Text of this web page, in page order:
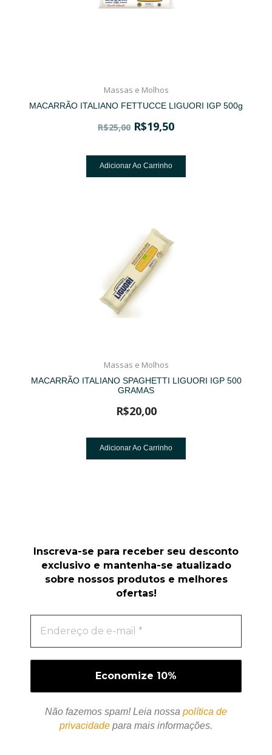
Massas e Molhos
MACARRÃO ITALIANO FETTUCCE LIGUORI IGP 500g
R$25,00 R$19,50
Adicionar Ao Carrinho
Massas e Molhos
MACARRÃO ITALIANO SPAGHETTI LIGUORI IGP 500
GRAMAS
R$20,00
Adicionar Ao Carrinho
Inscreva-se para receber seu desconto
exclusivo e mantenha-se atualizado
sobre nossos produtos e melhores
ofertas!
Não fazemos spam! Leia nossa política de
privacidade para mais informações.